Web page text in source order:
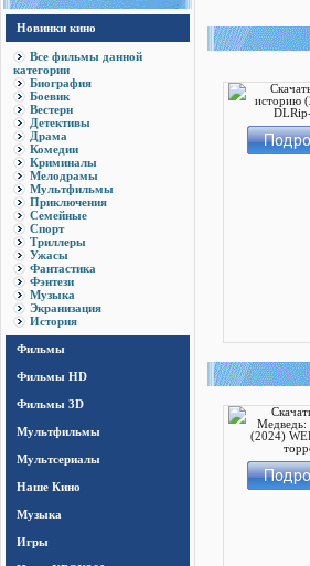
Новинки кино
Все фильмы данной
категории
Биография
Боевик
Вестерн
Детективы
Драма
Комедии
Криминалы
Мелодрамы
Мультфильмы
Приключения
Семейные
Спорт
Триллеры
Ужасы
Фантастика
Фэнтези
Музыка
Экранизация
История
Фильмы
Фильмы HD
Фильмы 3D
Мультфильмы
Мультсериалы
Наше Кино
Музыка
Игры